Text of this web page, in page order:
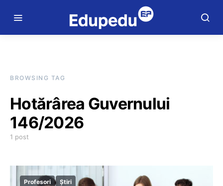
BROWSING TAG
Hotărârea Guvernului
146/2026
1 post
Profesori Știri